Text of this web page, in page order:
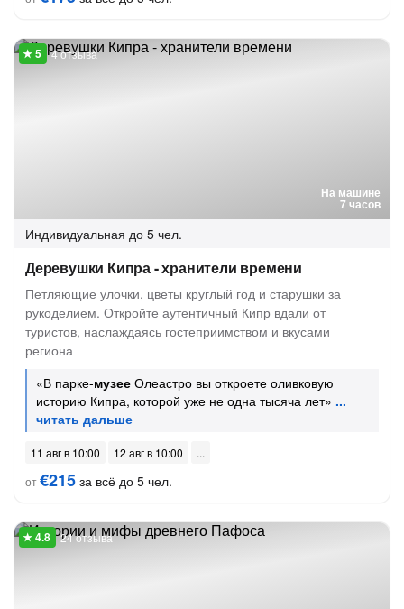
На машине
7 часов
4 отзыва
Индивидуальная до 5 чел.
Деревушки Кипра - хранители времени
Петляющие улочки, цветы круглый год и старушки за
рукоделием. Откройте аутентичный Кипр вдали от
туристов, наслаждаясь гостеприимством и вкусами
региона
«В парке-музее Олеастро вы откроете оливковую
историю Кипра, которой уже не одна тысяча лет»
11 авг в 10:00
12 авг в 10:00
от€215 за всё до 5 чел.
24 отзыва